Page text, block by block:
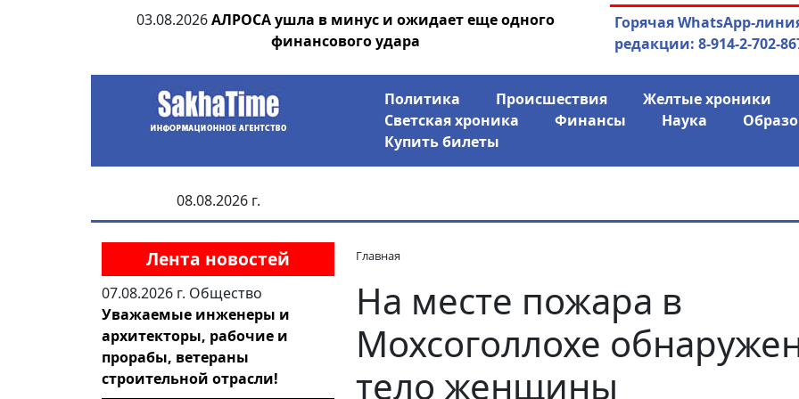
03.08.2026 АЛРОСА ушла в минус и ожидает еще одного
финансового удара
04.08.2026Маринычев у
Горячая WhatsApp-
редакции: 8-914-2-702-
Политика Происшествия Желтые хроники
Светская хроника
Финансы Наука
Купить билеты
08.08.2026 г.
Лента новостей
07.08.2026 г. Общество
Уважаемые инженеры и
архитекторы, рабочие и
прорабы, ветераны
строительной отрасли!
Главная
На месте пожара в
Мохсоголлохе
тело женщины